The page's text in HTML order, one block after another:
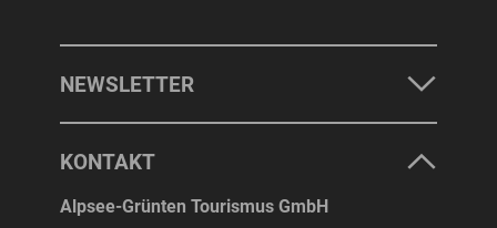
NEWSLETTER
KONTAKT
Alpsee-Grünten Tourismus GmbH